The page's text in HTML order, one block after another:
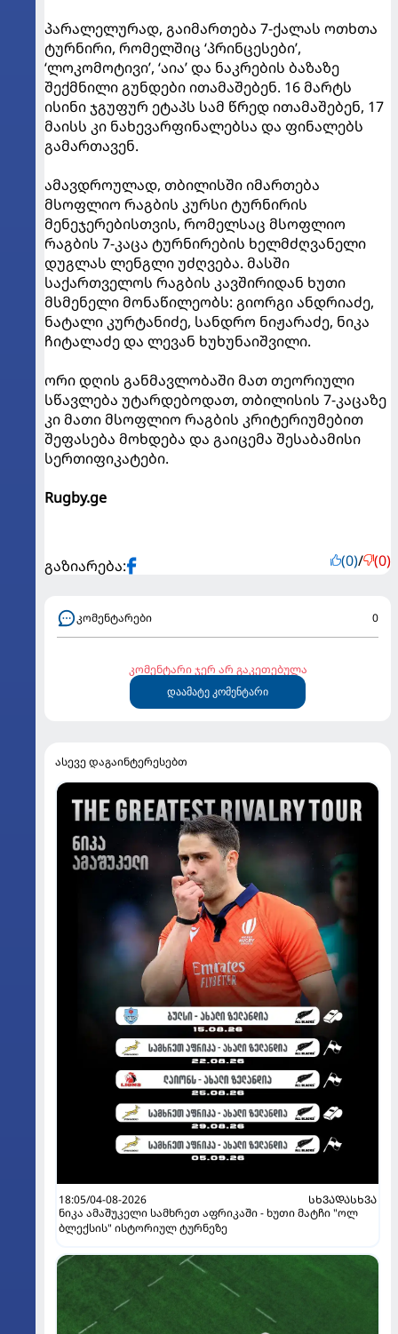
პარალელურად, გაიმართება 7-ქალას ოთხთა
ტურნირი, რომელშიც ‘პრინცესები’,
‘ლოკომოტივი’, ‘აია’ და ნაკრების ბაზაზე
შექმნილი გუნდები ითამაშებენ. 16 მარტს
ისინი ჯგუფურ ეტაპს სამ წრედ ითამაშებენ, 17
მაისს კი ნახევარფინალებსა და ფინალებს
გამართავენ.
ამავდროულად, თბილისში იმართება
მსოფლიო რაგბის კურსი ტურნირის
მენეჯერებისთვის, რომელსაც მსოფლიო
რაგბის 7-კაცა ტურნირების ხელმძღვანელი
დუგლას ლენგლი უძღვება. მასში
საქართველოს რაგბის კავშირიდან ხუთი
მსმენელი მონაწილეობს: გიორგი ანდრიაძე,
ნატალი კურტანიძე, სანდრო ნიჟარაძე, ნიკა
ჩიტალაძე და ლევან ხუხუნაიშვილი.
ორი დღის განმავლობაში მათ თეორიული
სწავლება უტარდებოდათ, თბილისის 7-კაცაზე
კი მათი მსოფლიო რაგბის კრიტერიუმებით
შეფასება მოხდება და გაიცემა შესაბამისი
სერთიფიკატები.
Rugby.ge
გაზიარება: (0)/ (0)
კომენტარები 0
კომენტარი ჯერ არ გაკეთებულა
დაამატე კომენტარი
ასევე დაგაინტერესებთ
18:05/04-08-2026
ᲡᲮᲕᲐᲓᲐᲡᲮᲕᲐ
ნიკა ამაშუკელი სამხრეთ აფრიკაში - ხუთი მატჩი "ოლ
ბლექსის" ისტორიულ ტურნეზე